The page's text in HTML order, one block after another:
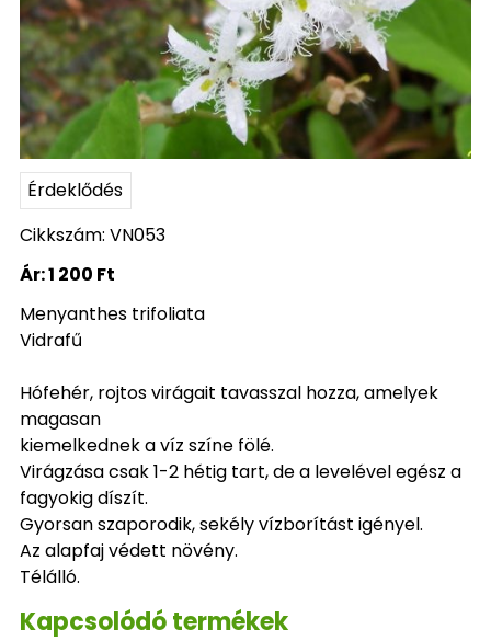
Érdeklődés
Cikkszám: VN053
Ár:1 200 Ft
Menyanthes trifoliata
Vidrafű
Hófehér, rojtos virágait tavasszal hozza, amelyek
magasan
kiemelkednek a víz színe fölé.
Virágzása csak 1-2 hétig tart, de a levelével egész a
fagyokig díszít.
Gyorsan szaporodik, sekély vízborítást igényel.
Az alapfaj védett növény.
Télálló.
Kapcsolódó termékek